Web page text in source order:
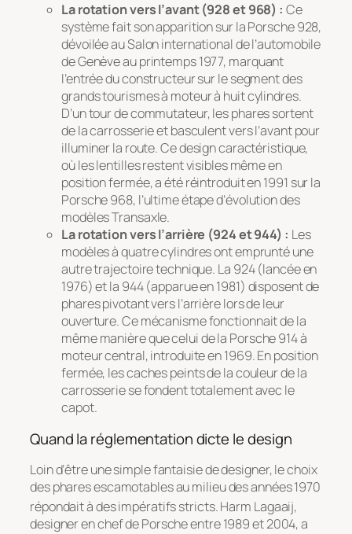
La rotation vers l’avant (928 et 968) : Ce
système fait son apparition sur la Porsche 928,
dévoilée au Salon international de l’automobile
de Genève au printemps 1977, marquant
l’entrée du constructeur sur le segment des
grands tourismes à moteur à huit cylindres.
D’un tour de commutateur, les phares sortent
de la carrosserie et basculent vers l’avant pour
illuminer la route. Ce design caractéristique,
où les lentilles restent visibles même en
position fermée, a été réintroduit en 1991 sur la
Porsche 968, l’ultime étape d’évolution des
modèles Transaxle.
La rotation vers l’arrière (924 et 944) : Les
modèles à quatre cylindres ont emprunté une
autre trajectoire technique. La 924 (lancée en
1976) et la 944 (apparue en 1981) disposent de
phares pivotant vers l’arrière lors de leur
ouverture. Ce mécanisme fonctionnait de la
même manière que celui de la Porsche 914 à
moteur central, introduite en 1969. En position
fermée, les caches peints de la couleur de la
carrosserie se fondent totalement avec le
capot.
Quand la réglementation dicte le design
Loin d’être une simple fantaisie de designer, le choix
des phares escamotables au milieu des années 1970
répondait à des impératifs stricts. Harm Lagaaij,
designer en chef de Porsche entre 1989 et 2004, a